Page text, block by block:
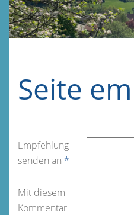
Seite
Empfehlung
senden an *
Mit diesem
Kommentar